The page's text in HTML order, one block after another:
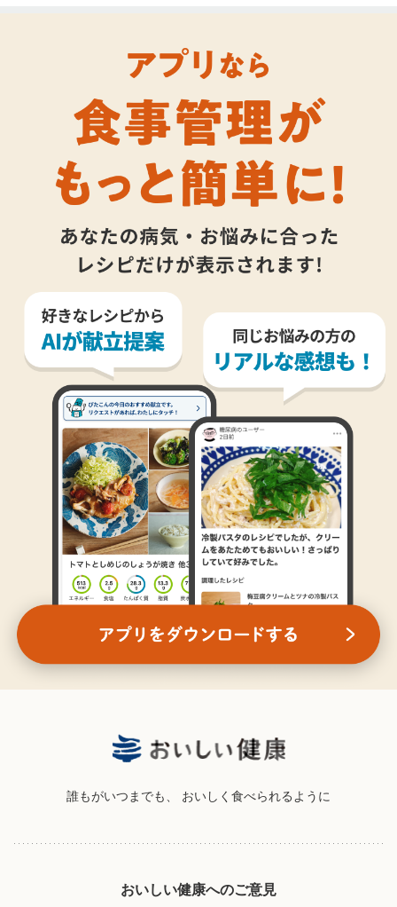
誰もがいつまでも、 おいしく食べられるように
おいしい健康へのご意見